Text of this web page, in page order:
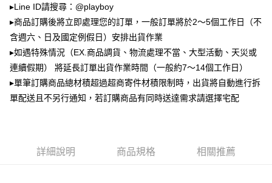
買賣價金債權讓與本公司後，依約使用本公司帳單繳交帳款。
2.基於同意付款使用「大哥付你分期」之契約關係目的，商店將以您的個人
資料（包含姓名、電話或地址）提供予台灣大哥大進項蒐集、處理及利用，
由本公司與您本人進行分期帳單所需資料之確認、核對及更正。
3.完整用戶服務條款，請詳閱以下連結：https://oppay.tw/userRule
7-11取貨付款
每筆NT$100，滿NT$900(含以上)免運費
付款後7-11取貨
每筆NT$100，滿NT$700(含以上)免運費
宅配
▸Line ID請搜尋：@playboy
▸商品訂購後將立即處理您的訂單，一般訂單將於2～5個工作日（不
含週六、日及國定例假日）安排出貨作業
▸如遇特殊情況（EX.商品調貨、物流處理不當、大型活動、天災或
連續假期） 將延長訂單出貨作業時間（一般約7～14個工作日）
▸單筆訂購商品總材積超過超商寄件材積限制時，出貨將自動進行拆
單配送且不另行通知，若訂購商品有同時送達需求請選擇宅配
詳細說明 商品規格 相關推薦